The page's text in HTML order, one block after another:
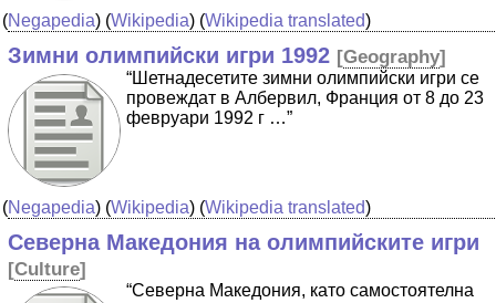
(Negapedia) (Wikipedia) (Wikipedia translated)
Зимни олимпийски игри 1992 [Geography]
“Шетнадесетите зимни олимпийски игри се
провеждат в Албервил, Франция от 8 до 23
февруари 1992 г …”
(Negapedia) (Wikipedia) (Wikipedia translated)
Северна Македония на олимпийските игри
[Culture]
“Северна Македония, като самостоятелна